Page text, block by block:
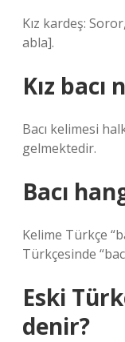
Kız kardeş:
abla].
Kız bacı
Bacı kelimesi
gelmektedir.
Bacı
Kelime Türkçe
Türkçesinde
Eski
denir?